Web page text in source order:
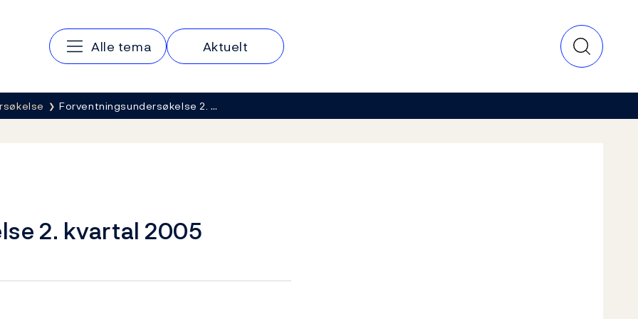
Hovedmeny
Alle tema Aktuelt
Forventningsundersøkelse 2. …
2. kvartal 2005